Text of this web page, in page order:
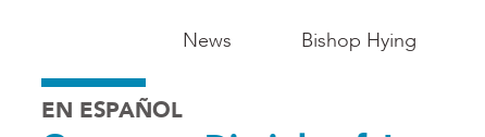
Main
-
News Bishop Hying
EN ESPAÑOL